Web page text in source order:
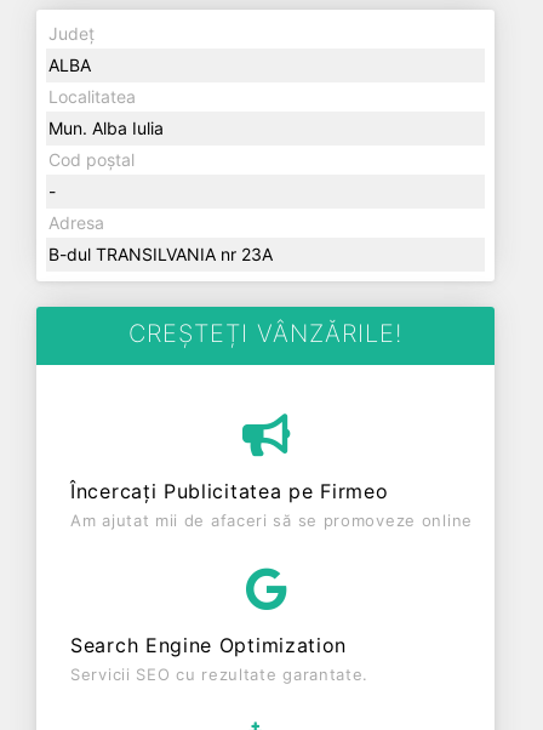
Județ
ALBA
Localitatea
Mun. Alba Iulia
Cod poștal
-
Adresa
B-dul TRANSILVANIA nr 23A
CREȘTEȚI VÂNZĂRILE!
Încercați Publicitatea pe Firmeo
Am ajutat mii de afaceri să se promoveze online
Search Engine Optimization
Servicii SEO cu rezultate garantate.